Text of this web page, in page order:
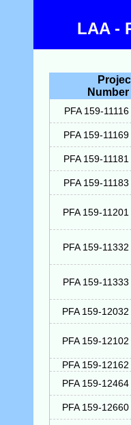
LAA -
Number
PFA 159-11116
PFA 159-11169
PFA 159-11181
PFA 159-11183
PFA 159-11201
PFA 159-11332
PFA 159-11333
PFA 159-12032
PFA 159-12102
PFA 159-12162
PFA 159-12464
PFA 159-12660